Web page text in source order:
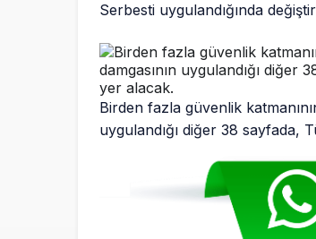
Serbesti uygulandığında
Birden fazla güvenlik
uygulandığı diğer 38 sayfada,